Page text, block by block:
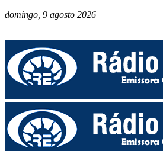
domingo, 9 agosto 2026